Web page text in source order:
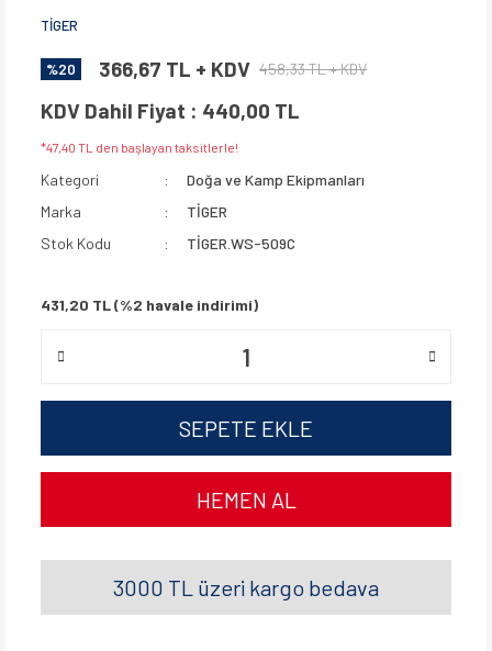
TİGER
%20 366,67 TL + KDV 458,33 TL + KDV
KDV Dahil Fiyat : 440,00 TL
*47,40 TL den başlayan taksitlerle!
Kategori
Doğa ve Kamp Ekipmanları
Marka
TİGER
Stok Kodu
TİGER.WS-509C
431,20 TL (%2 havale indirimi)
SEPETE EKLE
HEMEN AL
3000 TL üzeri kargo bedava